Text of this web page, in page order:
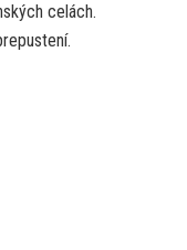
celách.